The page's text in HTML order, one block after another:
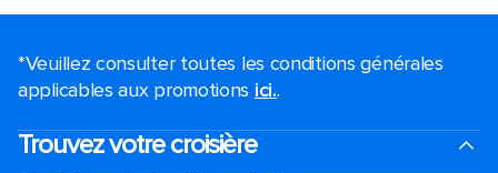
*Veuillez consulter toutes les conditions générales
applicables aux promotions ici..
Trouvez votre croisière